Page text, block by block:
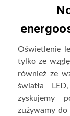
Oświetlenie
tylko ze
również ze
światła
zyskujemy
zużywamy